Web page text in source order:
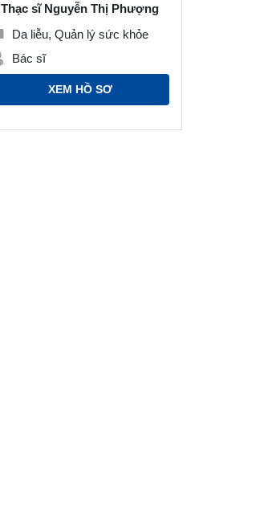
Thạc sĩ Nguyễn Thị Phượng
Da liễu, Quản lý sức khỏe
Bác sĩ
XEM HỒ SƠ